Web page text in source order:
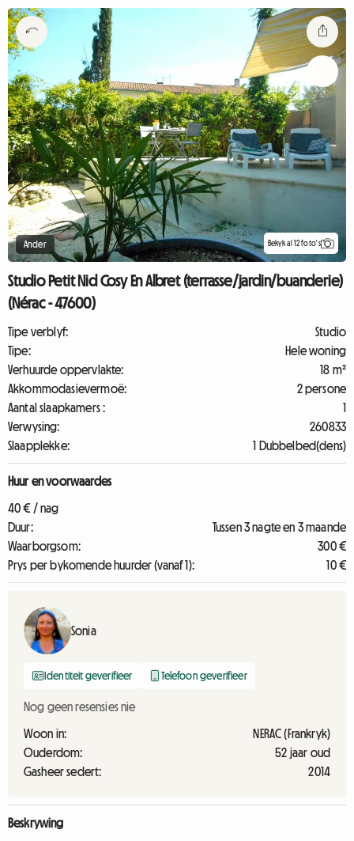
Ander Bekyk al 12 foto's
Studio Petit Nid Cosy En Albret (terrasse/jardin/buanderie)
(Nérac - 47600)
Tipe verblyf:
Studio
Tipe:
Hele woning
Verhuurde oppervlakte:
18 m²
Akkommodasievermoë:
2 persone
Aantal slaapkamers :
1
Verwysing:
260833
Slaapplekke:
1 Dubbelbed(dens)
Huur en voorwaardes
40 € / nag
Duur:
Tussen 3 nagte en 3 maande
Waarborgsom:
300 €
Prys per bykomende huurder (vanaf 1):
10 €
Sonia
Identiteit geverifieer Telefoon geverifieer
Nog geen resensies nie
Woon in:
NERAC (Frankryk)
Ouderdom:
52 jaar oud
Gasheer sedert:
2014
Beskrywing